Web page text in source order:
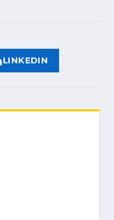
LINKEDIN